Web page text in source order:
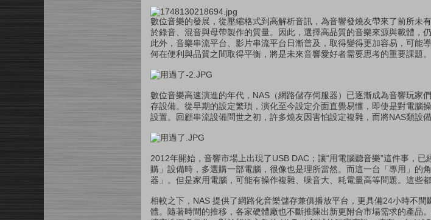
數位音樂的發展，從壓縮格式到高解析音訊，為音響發燒友帶來了前所未
於錄音、混音與母帶製作的質量。因此，選擇高品質的音樂來源與載體，
此外，音樂串流平台、影片串流平台日漸普及，取得變得更加容易，可能
何在便利與品質之間取得平衡，將是未來音響愛好者需要思考的重要課題。
數位音樂高速演進的年代，NAS（網路儲存伺服器）已逐漸成為音響玩家
存設備。從早期的設定繁瑣，演化至今設定介面直覺易懂，即使是對電腦
設置。回顧串流設備問世之初，許多燒友因害怕設定複雜，而將NAS類設
2012年開始，音響市場上出現了USB DAC；讓“用電腦聽音樂”這件事，
購」設備時，多選購一部電腦，很像也是理所當然。而這一台「專用」的
器」。但是家用電腦，可能有操作複雜、噪音大、耗電量高等問題。這些
相較之下，NAS 提供了網路化音樂儲存兼俱播放平台，更具備24小時不
體。隨著時間的推移，各家硬體廠也不斷推陳出新更附合市場需求的產品